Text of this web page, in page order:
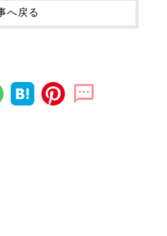
へ戻る